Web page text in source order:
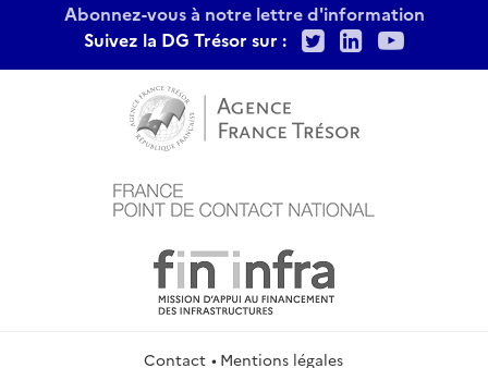
Abonnez-vous à notre lettre d'information
Suivez la DG Trésor sur :
TwitterLinkedIn
Contact Mentions légales